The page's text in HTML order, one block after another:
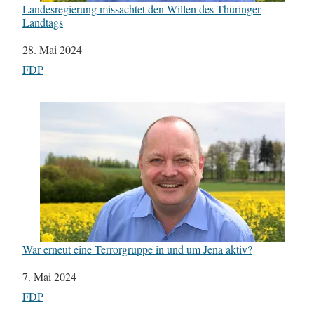
Landesregierung missachtet den Willen des Thüringer
Landtags
Datum
28. Mai 2024
In Bezug auf
FDP
War erneut eine Terrorgruppe in und um Jena aktiv?
Datum
7. Mai 2024
In Bezug auf
FDP